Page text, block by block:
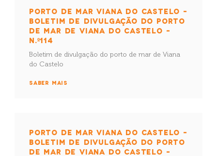
PORTO DE MAR VIANA DO CASTELO –
BOLETIM DE DIVULGAÇÃO DO PORTO
DE MAR DE VIANA DO CASTELO –
N.º114
Boletim de divulgação do porto de mar de Viana
do Castelo
SABER MAIS
PORTO DE MAR VIANA DO CASTELO –
BOLETIM DE DIVULGAÇÃO DO PORTO
DE MAR DE VIANA DO CASTELO –